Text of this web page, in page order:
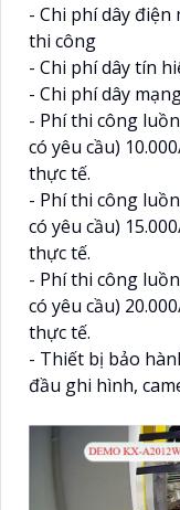
- Chi phí dây
thi công
- Chi phí dây tín
- Chi phí dây
- Phí thi công
có yêu cầu)
thực tế.
- Phí thi công
có yêu cầu)
thực tế.
- Phí thi công
có yêu cầu)
thực tế.
- Thiết bị bảo
đầu ghi hình,